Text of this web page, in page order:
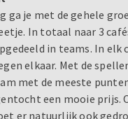
ga je met de gehele
In totaal naar 3
in teams. In elk
elkaar. Met de
met de meeste
een mooie prijs.
er natuurlijk ook